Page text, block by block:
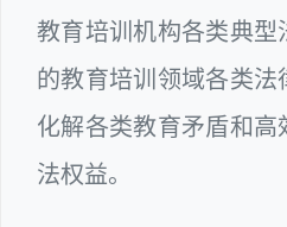
教育培训机构各类典型
的教育培训领域各类
化解各类教育矛盾和
法权益。